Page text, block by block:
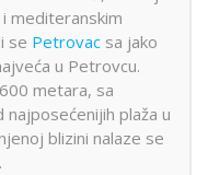
mediteranskim
se Petrovac sa jako
u Petrovcu.
metara, sa
plaža u
blizini nalaze se